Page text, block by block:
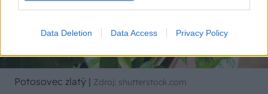
Data Deletion Data Access Privacy Policy
Potosovec zlatý | Zdroj: shutterstock.com